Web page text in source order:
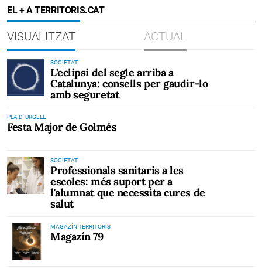
EL + A TERRITORIS.CAT
VISUALITZAT ACTUAL
SOCIETAT
L’eclipsi del segle arriba a
Catalunya: consells per gaudir-lo
amb seguretat
PLA D' URGELL
Festa Major de Golmés
SOCIETAT
Professionals sanitaris a les
escoles: més suport per a
l'alumnat que necessita cures de
salut
MAGAZÍN TERRITORIS
Magazín 79